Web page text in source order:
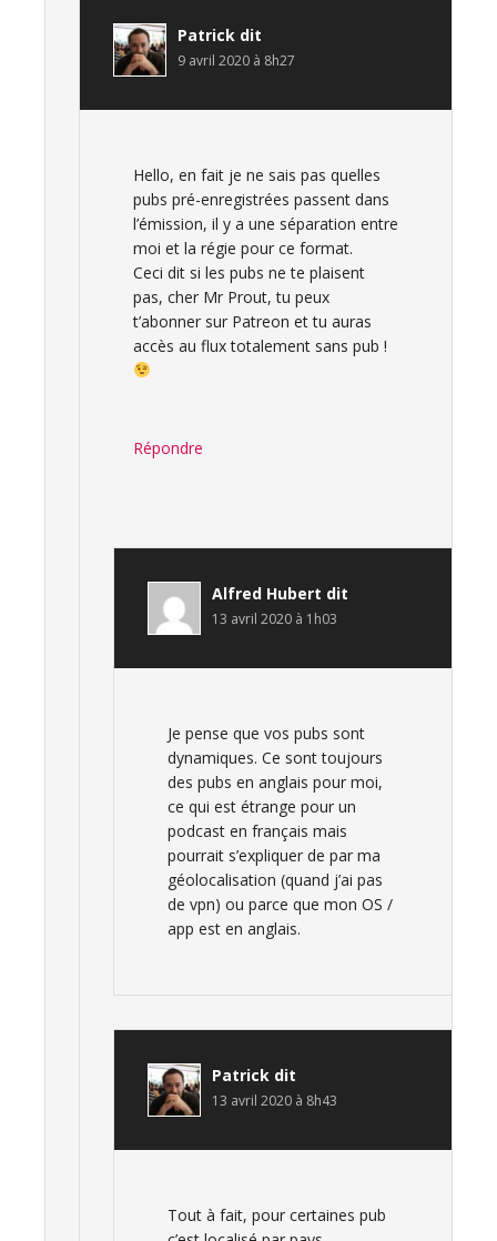
Patrick dit
9 avril 2020 à 8h27
Hello, en fait je ne sais pas quelles
pubs pré-enregistrées passent dans
l’émission, il y a une séparation entre
moi et la régie pour ce format.
Ceci dit si les pubs ne te plaisent
pas, cher Mr Prout, tu peux
t’abonner sur Patreon et tu auras
accès au flux totalement sans pub !
Répondre
Alfred Hubert dit
13 avril 2020 à 1h03
Je pense que vos pubs sont
dynamiques. Ce sont toujours
des pubs en anglais pour moi,
ce qui est étrange pour un
podcast en français mais
pourrait s’expliquer de par ma
géolocalisation (quand j’ai pas
de vpn) ou parce que mon OS /
app est en anglais.
Patrick dit
13 avril 2020 à 8h43
Tout à fait, pour certaines pub